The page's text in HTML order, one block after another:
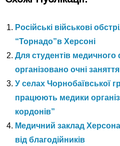
Російські військові
“Торнадо”в Херсоні
Для студентів
організовано очні
У селах Чорнобаївської
працюють медики
кордонів”
Медичний заклад
від благодійників